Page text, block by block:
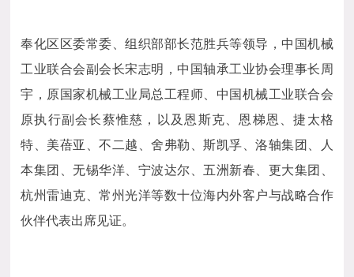
奉化区区委常委、组织部部长范胜兵等领导，中国机械
工业联合会副会长宋志明，中国轴承工业协会理事长周
宇，原国家机械工业局总工程师、中国机械工业联合会
原执行副会长蔡惟慈，以及 恩斯克、恩梯恩、捷太格
特、美蓓亚、不二越、舍弗勒、斯凯孚、洛轴集团、人
本集团、无锡华洋、宁波达尔、五洲新春、更大集团、
杭州雷迪克、常州光洋等数十位海内外客户与战略合作
伙伴代表出席见证。